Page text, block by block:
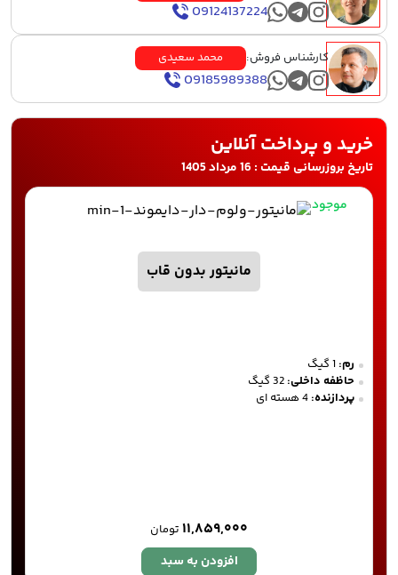
09124137224
کارشناس فروش: محمد سعیدی
09185989388
خرید و پرداخت آنلاین
تاریخ بروزرسانی قیمت : 16 مرداد 1405
موجود
مانیتور بدون قاب
رم:
حاظفه داخلی:
پردازنده:
۱۱,۸۵۹,۰۰۰ تومان
افزودن به سبد